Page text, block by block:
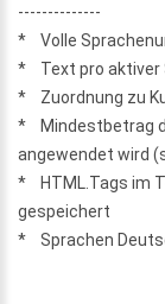
--------------
* Volle
* Text pro aktiver
* Zuordnung zu
* Mindestbetrag
angewendet wird
* HTML.Tags im
gespeichert
* Sprachen